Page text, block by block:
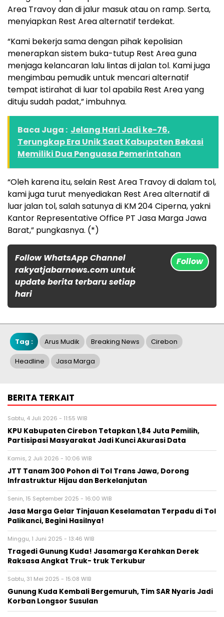
Area Travoy dan di jalur masuk atau on ramp. Serta,
menyiapkan Rest Area alternatif terdekat.
“Kami bekerja sama dengan pihak kepolisian
menerapkan sistem buka-tutup Rest Area guna
menjaga kelancaran lalu lintas di jalan tol. Kami juga
mengimbau pemudik untuk mencari alternatif
tempat istirahat di luar tol apabila Rest Area yang
dituju sudah padat,” imbuhnya.
Baca Juga : Jelang Hari Jadi ke-76,
Terungkap Era Unik Saat Kabupaten Bekasi
Memiliki Dua Penguasa Pemerintahan
“Oleh karena itu, selain Rest Area Travoy di dalam tol,
kami juga turut menyediakan Rest Area alternatif di
luar jalan tol, salah satunya di KM 204 Ciperna, yakni
Kantor Representative Office PT Jasa Marga Jawa
Barat,” pungkasnya. (*)
Follow WhatsApp Channel
rakyatjabarnews.com untuk
update berita terbaru setiap
hari
Follow
Tag : Arus Mudik Breaking News Cirebon
Headline Jasa Marga
BERITA TERKAIT
Sabtu, 4 Juli 2026 - 11:55 WIB
KPU Kabupaten Cirebon Tetapkan 1,84 Juta Pemilih,
Partisipasi Masyarakat Jadi Kunci Akurasi Data
Kamis, 2 Juli 2026 - 10:06 WIB
JTT Tanam 300 Pohon di Tol Trans Jawa, Dorong
Infrastruktur Hijau dan Berkelanjutan
Senin, 15 September 2025 - 16:00 WIB
Jasa Marga Gelar Tinjauan Keselamatan Terpadu di Tol
Palikanci, Begini Hasilnya!
Minggu, 1 Juni 2025 - 13:46 WIB
Tragedi Gunung Kuda! Jasamarga Kerahkan Derek
Raksasa Angkat Truk- truk Terkubur
Sabtu, 31 Mei 2025 - 15:08 WIB
Gunung Kuda Kembali Bergemuruh, Tim SAR Nyaris Jadi
Korban Longsor Susulan